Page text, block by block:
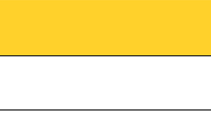
101 €